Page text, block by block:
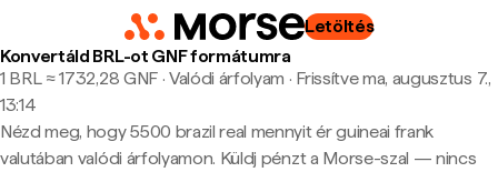
Letöltés
Konvertáld BRL-ot GNF formátumra
1 BRL ≈ 1732,28 GNF · Valódi árfolyam · Frissítve ma, augusztus 7.,
13:14
Nézd meg, hogy 5500 brazil real mennyit ér guineai frank
valutában valódi árfolyamon. Küldj pénzt a Morse-szal — nincs